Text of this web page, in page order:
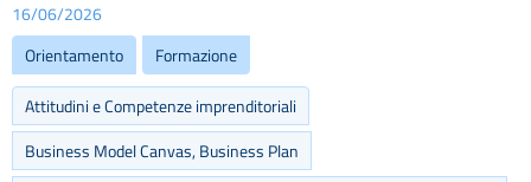
16/06/2026
Orientamento
Formazione
Attitudini e Competenze imprenditoriali
Business Model Canvas, Business Plan